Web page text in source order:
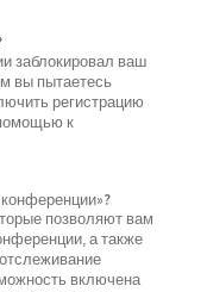
заблокировал ваш
вы пытаетесь
регистрацию
к
позволяют вам
а также
включена